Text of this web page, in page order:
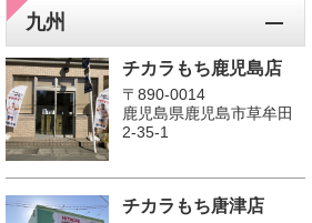
九州
チカラもち鹿児島店
〒890-0014
鹿児島県鹿児島市草牟田
2-35-1
チカラもち唐津店